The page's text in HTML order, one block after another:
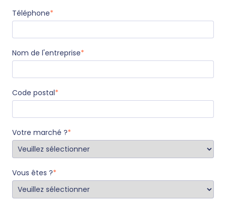
Téléphone*
Nom de l'entreprise*
Code postal*
Votre marché ?*
Vous êtes ?*